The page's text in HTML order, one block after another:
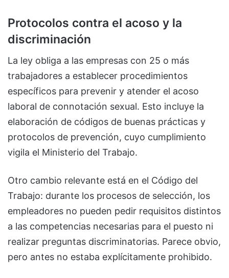
Protocolos contra el acoso y la
discriminación
La ley obliga a las empresas con 25 o más
trabajadores a establecer procedimientos
específicos para prevenir y atender el acoso
laboral de connotación sexual. Esto incluye la
elaboración de códigos de buenas prácticas y
protocolos de prevención, cuyo cumplimiento
vigila el Ministerio del Trabajo.
Otro cambio relevante está en el Código del
Trabajo: durante los procesos de selección, los
empleadores no pueden pedir requisitos distintos
a las competencias necesarias para el puesto ni
realizar preguntas discriminatorias. Parece obvio,
pero antes no estaba explícitamente prohibido.